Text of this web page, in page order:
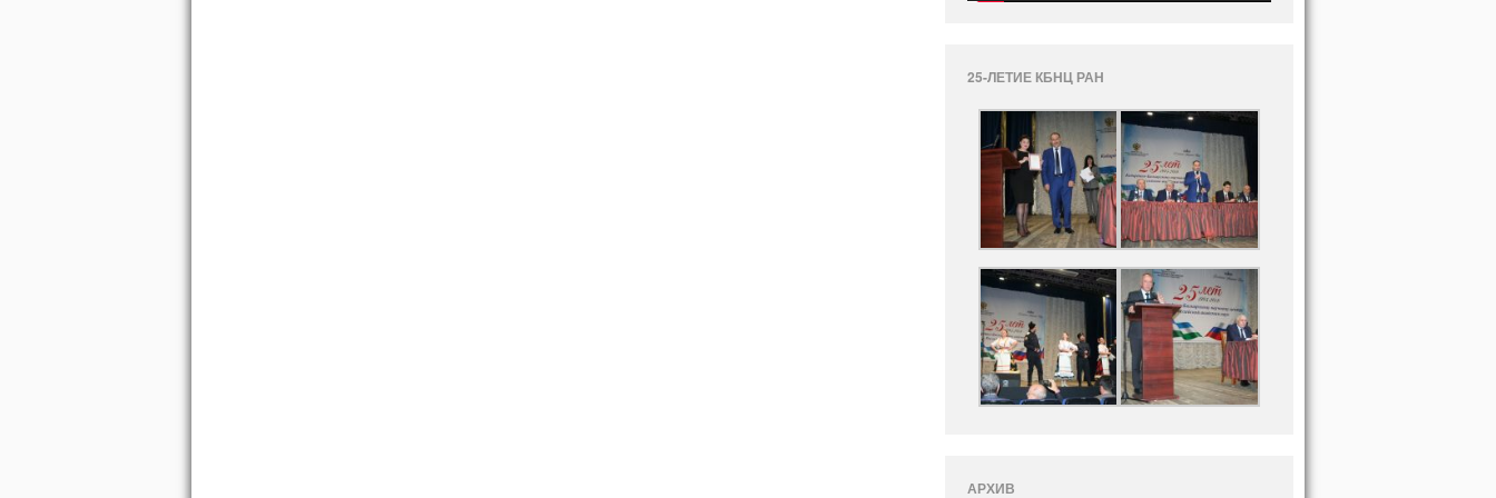
25-ЛЕТИЕ КБНЦ РАН
АРХИВ